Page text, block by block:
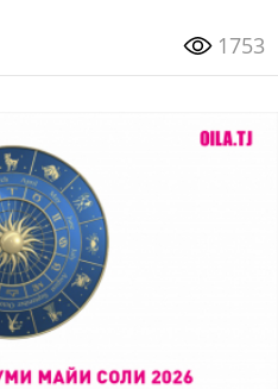
1753